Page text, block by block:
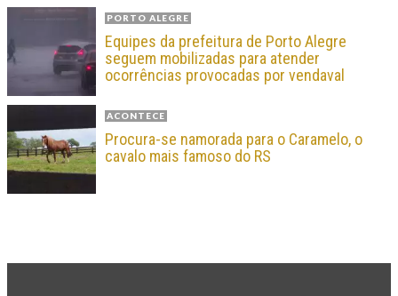
PORTO ALEGRE
Equipes da prefeitura de Porto Alegre
seguem mobilizadas para atender
ocorrências provocadas por vendaval
ACONTECE
Procura-se namorada para o Caramelo, o
cavalo mais famoso do RS